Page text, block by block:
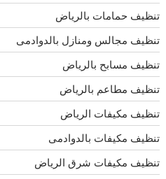
تنظيف حمامات بالرياض
تنظيف مجالس ومنازل بالدوادمى
تنظيف مسابح بالرياض
تنظيف مطاعم بالرياض
تنظيف مكيفات الرياض
تنظيف مكيفات بالدوادمى
تنظيف مكيفات شرق الرياض